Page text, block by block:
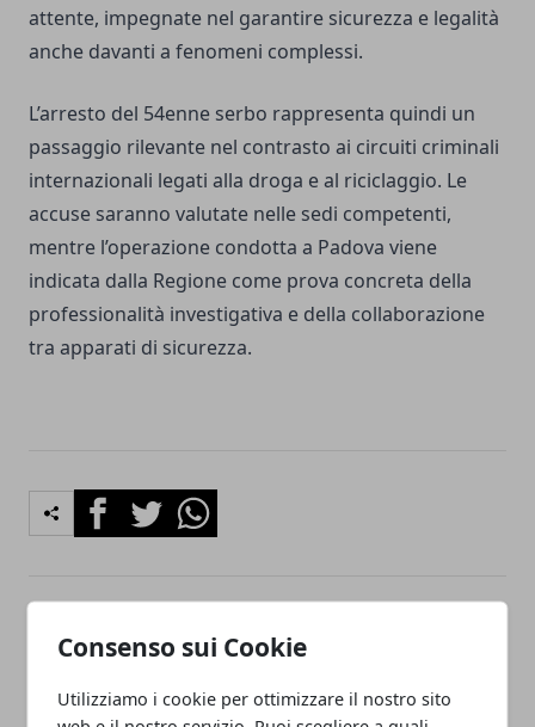
Consenso sui Cookie
Utilizziamo i cookie per ottimizzare il nostro sito
attente, impegnate nel garantire sicurezza e legalità
anche davanti a fenomeni complessi.
L’arresto del 54enne serbo rappresenta quindi un
passaggio rilevante nel contrasto ai circuiti criminali
internazionali legati alla droga e al riciclaggio. Le
accuse saranno valutate nelle sedi competenti,
mentre l’operazione condotta a Padova viene
indicata dalla Regione come prova concreta della
professionalità investigativa e della collaborazione
tra apparati di sicurezza.
FacebookTwitterWhatsapp
Santorso, intervento
oculistico d’avanguardia
riuscito
d’eccellenza su raro
tumore tiroideo